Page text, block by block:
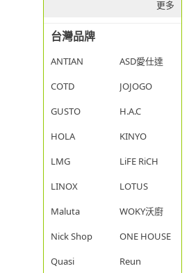
更多
台灣品牌
ANTIAN
ASD愛仕達
COTD
JOJOGO
GUSTO
H.A.C
HOLA
KINYO
LMG
LiFE RiCH
LINOX
LOTUS
Maluta
WOKY沃廚
Nick Shop
ONE HOUSE
Quasi
Reun